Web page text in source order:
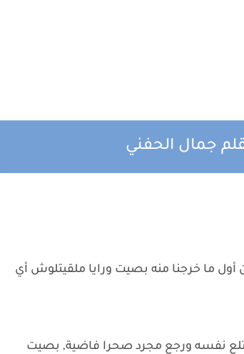
جمال الحفني
ما خرجنا منه بصيت ورايا ملقيتلوش أي
نفسه ورجع مجرد صحرا فاضية, بصيت